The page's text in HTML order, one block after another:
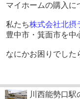
マイホームの購入に
私たち株式会社北摂
豊中市・箕面市を中
なにかお困りでした
川西能勢口駅